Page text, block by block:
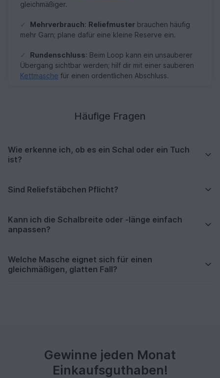
gleichmäßiger.
✓ Mehrverbrauch: Reliefmuster brauchen häufig
mehr Garn; plane dafür eine kleine Reserve ein.
✓ Rundenschluss: Beim Loop kann ein unsauberer
Übergang sichtbar werden; hilf dir mit einer sauberen
Kettmasche für einen ordentlichen Abschluss.
Häufige Fragen
Wie erkenne ich, ob es ein Schal oder ein Tuch
ist?
Sind Reliefstäbchen Pflicht?
Kann ich die Schalbreite oder -länge einfach
anpassen?
Welche Masche eignet sich für einen
gleichmäßigen, glatten Fall?
Gewinne jeden Monat
Einkaufsguthaben!